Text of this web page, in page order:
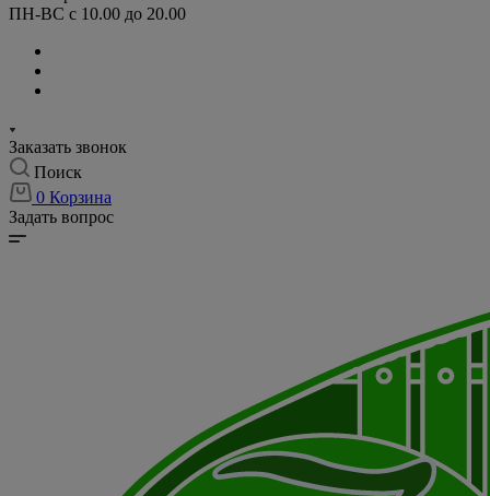
ПН-ВС с 10.00 до 20.00
Заказать звонок
Поиск
0 Корзина
Задать вопрос